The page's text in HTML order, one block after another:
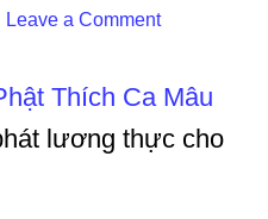
Leave a Comment
Thích Ca Mâu
lương thực cho